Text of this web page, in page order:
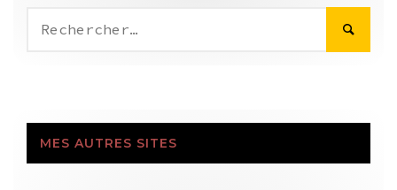
MES AUTRES SITES